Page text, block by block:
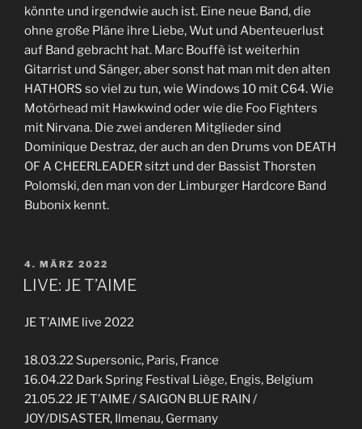
könnte und irgendwie auch ist. Eine neue Band, die
ohne große Pläne ihre Liebe, Wut und Abenteuerlust
auf Band gebracht hat. Marc Bouffè ist weiterhin
Gitarrist und Sänger, aber sonst hat man mit den alten
HATHORS so viel zu tun, wie Windows 10 mit C64. Wie
Motörhead mit Hawkwind oder wie die Foo Fighters
mit Nirvana. Die zwei anderen Mitglieder sind
Dominique Destraz, der auch an den Drums von DEATH
OF A CHEERLEADER sitzt und der Bassist Thorsten
Polomski, den man von der Limburger Hardcore Band
Bubonix kennt.
VERÖFFENTLICHT
AM
4. MÄRZ 2022
LIVE: JE T’AIME
JE T’AIME live 2022
18.03.22 Supersonic, Paris, France
16.04.22 Dark Spring Festival Liège, Engis, Belgium
21.05.22 JE T’AIME / SAIGON BLUE RAIN /
JOY/DISASTER, Ilmenau, Germany